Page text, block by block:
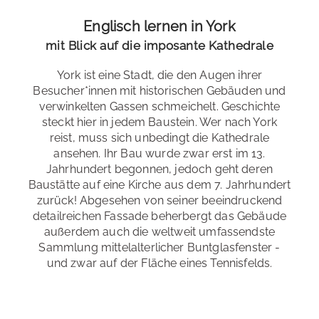
Englisch lernen in York
mit Blick auf die imposante Kathedrale
York ist eine Stadt, die den Augen ihrer
Besucher*innen mit historischen Gebäuden und
verwinkelten Gassen schmeichelt. Geschichte
steckt hier in jedem Baustein. Wer nach York
reist, muss sich unbedingt die Kathedrale
ansehen. Ihr Bau wurde zwar erst im 13.
Jahrhundert begonnen, jedoch geht deren
Baustätte auf eine Kirche aus dem 7. Jahrhundert
zurück! Abgesehen von seiner beeindruckend
detailreichen Fassade beherbergt das Gebäude
außerdem auch die weltweit umfassendste
Sammlung mittelalterlicher Buntglasfenster -
und zwar auf der Fläche eines Tennisfelds.
: Englisch für die Universität, 50+ Sprache
Examensvorbereitung: IELTS
Bildungsurlaub
: Baden-Württemberg, Bremen, Berlin,
Brandenburg, Hamburg, Hessen, Niedersachsen,
Nordrhein-Westfalen, Rheinland-Pfalz, Sachsen-Anhalt,
Saarland, Schleswig-Holstein, Thüringen
Alternativen
Kultur & Festivals
Die Bewohner*innen Yorks genießen eine blühende
Festivalszene. Hier findet monatlich mindestens ein
Festival statt! Dabei sind historische Festivals und
Aufführungen natürlich ein Muss, aber es finden auch
andere, wie Food, Musik und Film Festivals oder
Gartenshows statt. Aktuelle Festivals und Daten finden
extern=/https://www.visityork.org/events/category/